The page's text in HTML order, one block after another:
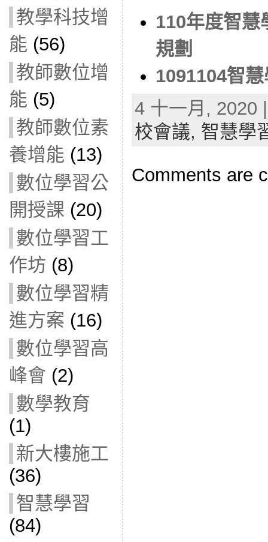
教學科技增
能 (56)
教師數位增
能 (5)
教師數位素
養增能 (13)
數位學習公
開授課 (20)
數位學習工
作坊 (8)
數位學習精
進方案 (16)
數位學習高
峰會 (2)
數學教育
(1)
新大樓施工
(36)
智慧學習
(84)
110年度智慧
規劃
1091104智
4 十一月, 2020
校會議, 智慧學
Comments are